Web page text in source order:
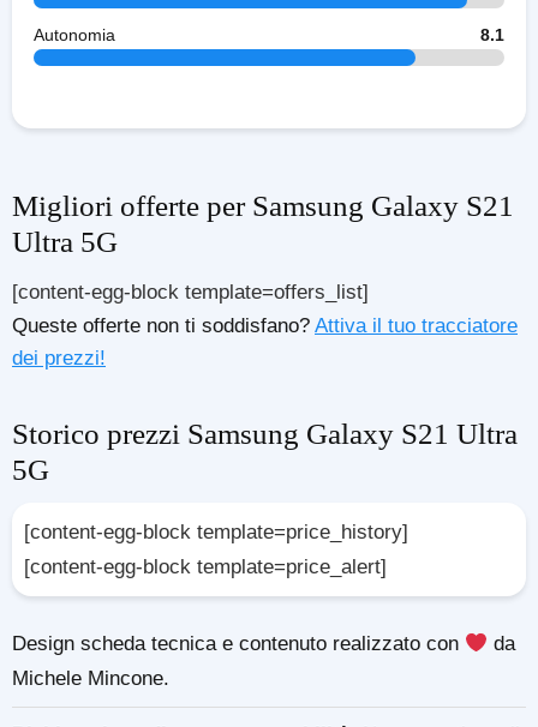
Autonomia 8.1
Migliori offerte per Samsung Galaxy S21
Ultra 5G
[content-egg-block template=offers_list]
Queste offerte non ti soddisfano? Attiva il tuo tracciatore
dei prezzi!
Storico prezzi Samsung Galaxy S21 Ultra
5G
[content-egg-block template=price_history]
[content-egg-block template=price_alert]
Design scheda tecnica e contenuto realizzato con
da
Michele Mincone.